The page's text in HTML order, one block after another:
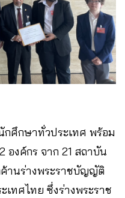
กศึกษาทั่วประเทศ พร้อม
องค์กร จาก 21 สถาบัน
านร่างพระราชบัญญัติ
ทศไทย ซึ่งร่างพระราช